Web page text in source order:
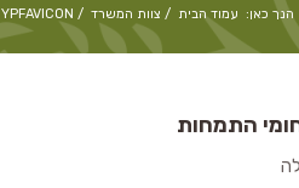
הנך כאן: עמוד הבית / צוות המשרד /
YPFAVICON
התמחות